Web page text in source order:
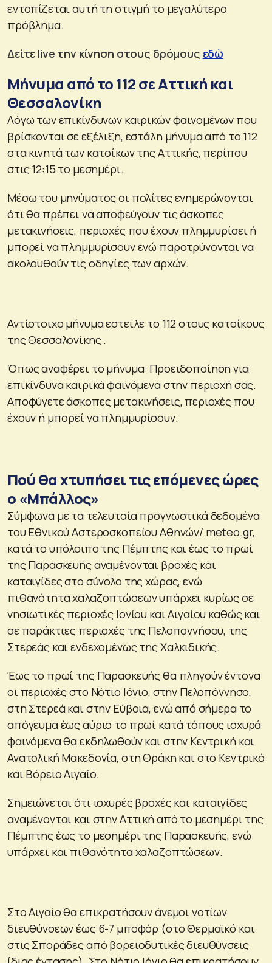
εντοπίζεται αυτή τη στιγμή το μεγαλύτερο
πρόβλημα.
Δείτε live την κίνηση στους δρόμους εδώ
Μήνυμα από το 112 σε Αττική και
Θεσσαλονίκη
Λόγω των επικίνδυνων καιρικών φαινομένων που
βρίσκονται σε εξέλιξη, εστάλη μήνυμα από το 112
στα κινητά των κατοίκων της Αττικής, περίπου
στις 12:15 το μεσημέρι.
Μέσω του μηνύματος οι πολίτες ενημερώνονται
ότι θα πρέπει να αποφεύγουν τις άσκοπες
μετακινήσεις, περιοχές που έχουν πλημμυρίσει ή
μπορεί να πλημμυρίσουν ενώ παροτρύνονται να
ακολουθούν τις οδηγίες των αρχών.
Αντίστοιχο μήνυμα εστειλε το 112 στους κατοίκους
της Θεσσαλονίκης .
Όπως αναφέρει το μήνυμα: Προειδοποίηση για
επικίνδυνα καιρικά φαινόμενα στην περιοχή σας.
Αποφύγετε άσκοπες μετακινήσεις, περιοχές που
έχουν ή μπορεί να πλημμυρίσουν.
Πού θα χτυπήσει τις επόμενες ώρες
ο «Μπάλλος»
Σύμφωνα με τα τελευταία προγνωστικά δεδομένα
του Εθνικού Αστεροσκοπείου Αθηνών/ meteo.gr,
κατά το υπόλοιπο της Πέμπτης και έως το πρωί
της Παρασκευής αναμένονται βροχές και
καταιγίδες στο σύνολο της χώρας, ενώ
πιθανότητα χαλαζοπτώσεων υπάρχει κυρίως σε
νησιωτικές περιοχές Ιονίου και Αιγαίου καθώς και
σε παράκτιες περιοχές της Πελοποννήσου, της
Στερεάς και ενδεχομένως της Χαλκιδικής.
Έως το πρωί της Παρασκευής θα πληγούν έντονα
οι περιοχές στο Νότιο Ιόνιο, στην Πελοπόννησο,
στη Στερεά και στην Εύβοια, ενώ από σήμερα το
απόγευμα έως αύριο το πρωί κατά τόπους ισχυρά
φαινόμενα θα εκδηλωθούν και στην Κεντρική και
Ανατολική Μακεδονία, στη Θράκη και στο Κεντρικό
και Βόρειο Αιγαίο.
Σημειώνεται ότι ισχυρές βροχές και καταιγίδες
αναμένονται και στην Αττική από το μεσημέρι της
Πέμπτης έως το μεσημέρι της Παρασκευής, ενώ
υπάρχει και πιθανότητα χαλαζοπτώσεων.
Στο Αιγαίο θα επικρατήσουν άνεμοι νοτίων
διευθύνσεων έως 6-7 μποφόρ (στο Θερμαϊκό και
στις Σποράδες από βορειοδυτικές διευθύνσεις